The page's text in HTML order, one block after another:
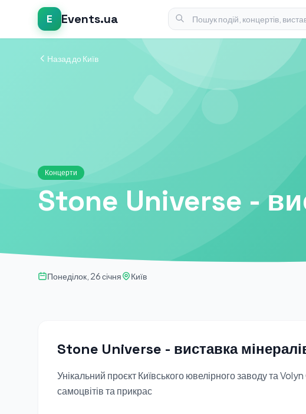
E Events.ua
Назад до Київ
Концерти
Stone Universe -
Понеділок, 26 січня Київ
Stone Universe - виставка
Унікальний проєкт Київського ювелірного заводу та
самоцвітів та прикрас